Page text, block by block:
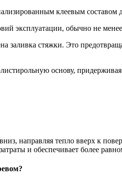
клеевым составом
эксплуатации, обычно не
заливка стяжки. Это
основу,
направляя тепло вверх к
и обеспечивает более